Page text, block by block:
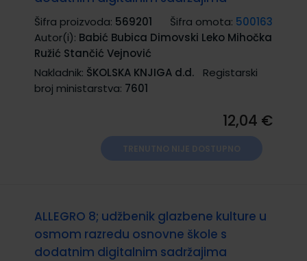
Šifra proizvoda: 569201 Šifra omota: 500163
Autor(i): Babić Bubica Dimovski Leko Mihočka
Ružić Stančić Vejnović
Nakladnik: ŠKOLSKA KNJIGA d.d.
Registarski
broj ministarstva: 7601
12,04 €
ALLEGRO 8; udžbenik glazbene kulture u
osmom razredu osnovne škole s
dodatnim digitalnim sadržajima